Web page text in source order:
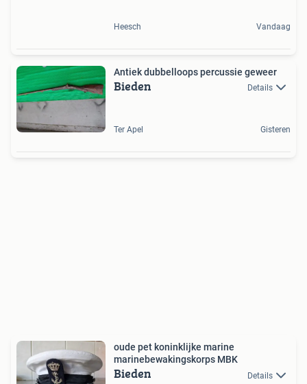
Heesch Vandaag
Antiek dubbelloops percussie geweer
Bieden Details
Ter Apel Gisteren
oude pet koninklijke marine
marinebewakingskorps MBK
Bieden Details